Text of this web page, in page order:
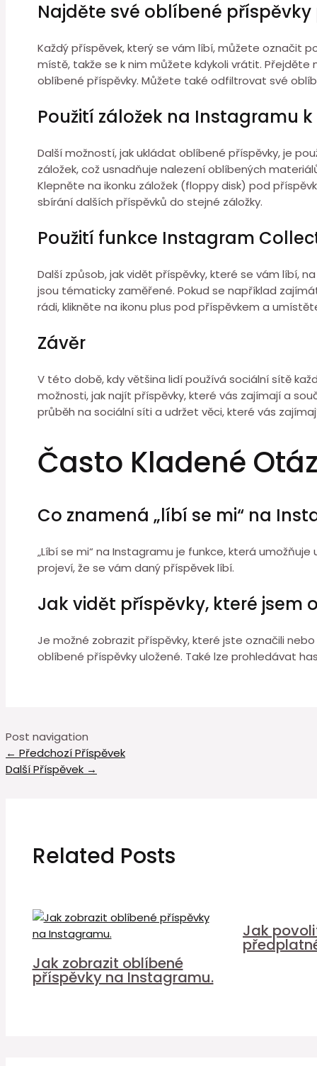
Najděte své oblíbené
Každý příspěvek, který se vám líbí, můžete označit
místě, takže se k nim můžete kdykoli vrátit. Přejděte
oblíbené příspěvky. Můžete také odfiltrovat své
Použití záložek na Instagramu
Další možností, jak ukládat oblíbené příspěvky, je
záložek, což usnadňuje nalezení oblíbených
Klepněte na ikonku záložek (floppy disk) pod
sbírání dalších příspěvků do stejné záložky.
Použití funkce Instagram
Další způsob, jak vidět příspěvky, které se vám líbí,
jsou tématicky zaměřené. Pokud se například
rádi, klikněte na ikonu plus pod příspěvkem a
Závěr
V této době, kdy většina lidí používá sociální sítě
možnosti, jak najít příspěvky, které vás zajímají a
průběh na sociální síti a udržet věci, které vás
Často Kladené
Co znamená „líbí se mi“ na
„Líbí se mi“ na Instagramu je funkce, která
projeví, že se vám daný příspěvek líbí.
Jak vidět příspěvky, které jsem
Je možné zobrazit příspěvky, které jste označili
oblíbené příspěvky uložené. Také lze prohledávat
Post navigation
← Předchozí Příspěvek
Další Příspěvek →
Related Posts
Jak zobrazit oblíbené
příspěvky na Instagramu.
Jak